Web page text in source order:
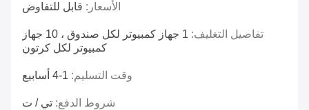
الأسعار: قابل للتفاوض
تفاصيل التغليف:
1 جهاز كمبيوتر لكل صندوق ، 10 جهاز
كمبيوتر لكل كرتون
وقت التسليم: 1-4 أسابيع
شروط الدفع: تي / ت